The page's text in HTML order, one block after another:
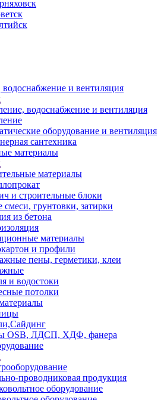
и вентиляция
водоснабжение и вентиляция
оборудование и вентиляция
сантехника
материалы
материалы
и строительные блоки
смеси, грунтовки, затирки
из бетона
материалы
и профили
пены, герметики, клеи
и водостоки
потолки
OSB, ЛДСП, ХДФ, фанера
проводниковая продукция
оборудование